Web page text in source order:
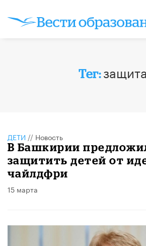
Тег:защита
ДЕТИ // Новость
В Башкирии
защитить детей от
чайлдфри
15 марта